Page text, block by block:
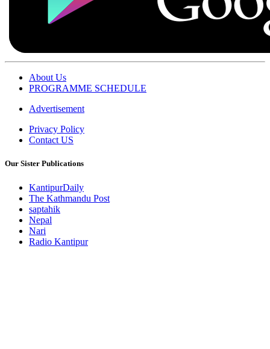
About Us
PROGRAMME SCHEDULE
Advertisement
Privacy Policy
Contact US
Our Sister Publications
KantipurDaily
The Kathmandu Post
saptahik
Nepal
Nari
Radio Kantipur